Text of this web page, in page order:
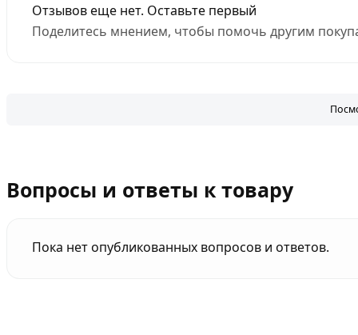
Отзывов еще нет. Оставьте первый
Поделитесь мнением, чтобы помочь другим
Вопросы и ответы к товару
Пока нет опубликованных вопросов и ответов.